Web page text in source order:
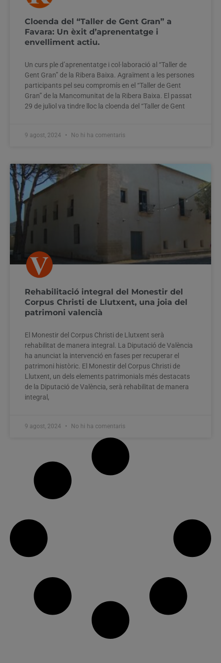
Cloenda del “Taller de Gent Gran” a
Favara: Un èxit d’aprenentatge i
envelliment actiu.
Un curs ple d’aprenentatge i col·laboració al “Taller de
Gent Gran” de la Ribera Baixa. Agraïment a les persones
participants pel seu compromís en el “Taller de Gent
Gran” de la Mancomunitat de la Ribera Baixa. El passat
29 de juliol va tindre lloc la cloenda del “Taller de Gent
9 agost, 2024 No hi ha comentaris
Rehabilitació integral del Monestir del
Corpus Christi de Llutxent, una joia del
patrimoni valencià
El Monestir del Corpus Christi de Llutxent serà
rehabilitat de manera integral. La Diputació de València
ha anunciat la intervenció en fases per recuperar el
patrimoni històric. El Monestir del Corpus Christi de
Llutxent, un dels elements patrimonials més destacats
de la Diputació de València, serà rehabilitat de manera
integral,
9 agost, 2024 No hi ha comentaris